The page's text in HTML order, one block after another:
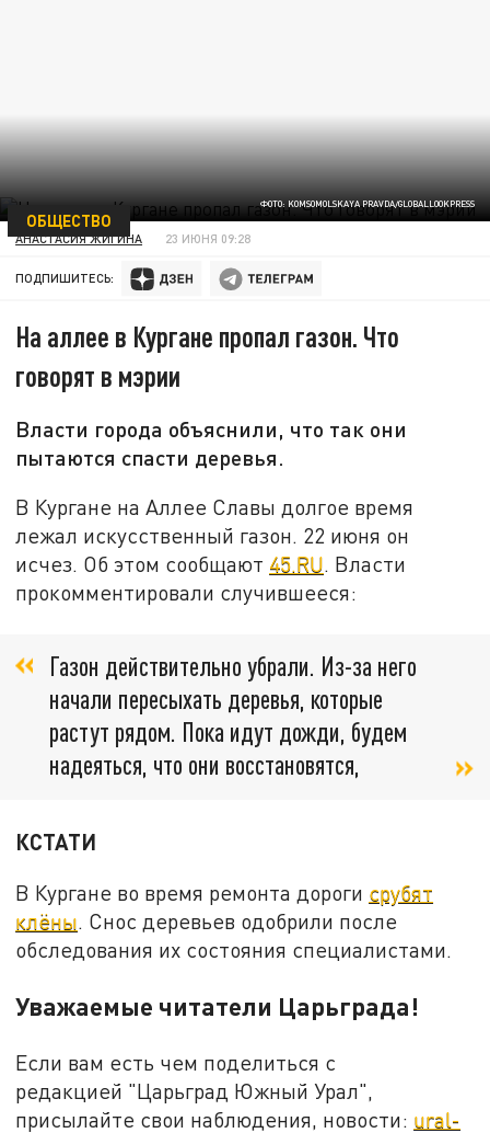
ФОТО: KOMSOMOLSKAYA PRAVDA/GLOBALLOOKPRESS
ОБЩЕСТВО
АНАСТАСИЯ ЖИГИНА 23 ИЮНЯ 09:28
ПОДПИШИТЕСЬ:
На аллее в Кургане пропал газон. Что
говорят в мэрии
Власти города объяснили, что так они
пытаются спасти деревья.
В Кургане на Аллее Славы долгое время
лежал искусственный газон. 22 июня он
исчез. Об этом сообщают 45.RU. Власти
прокомментировали случившееся:
Газон действительно убрали. Из-за него
начали пересыхать деревья, которые
растут рядом. Пока идут дожди, будем
надеяться, что они восстановятся,
КСТАТИ
В Кургане во время ремонта дороги срубят
клёны. Снос деревьев одобрили после
обследования их состояния специалистами.
Уважаемые читатели Царьграда!
Если вам есть чем поделиться с
редакцией "Царьград Южный Урал",
присылайте свои наблюдения, новости: ural-